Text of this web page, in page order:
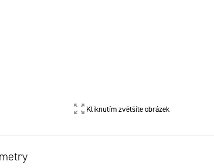
Kliknutím zvětšíte obrázek